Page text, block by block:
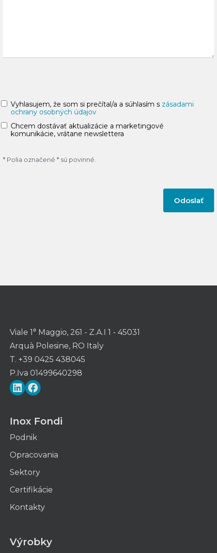
Vyhlasujem, že som si prečítal/a a súhlasím s zásadami
ochrany osobných údajov
Chcem dostávať aktualizácie a marketingové
komunikácie, vrátane newslettera
* Polia označené * sú povinné.
Viale 1° Maggio, 261 - Z.A.I 1 - 45031
Arquà Polesine, RO Italy
T. +39 0425 438045
P.Iva 01499640298
LinkedIn
Facebook
Inox Fondi
Podnik
Opracovania
Sektory
Certifikácie
Kontakty
Výrobky